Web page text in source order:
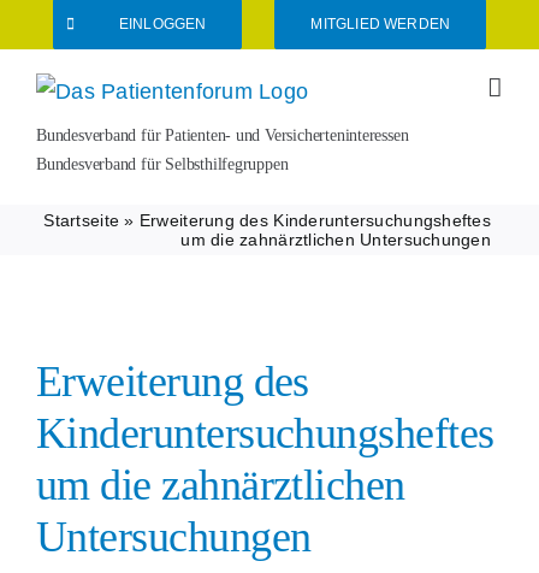
Inhalt
springen
EINLOGGEN MITGLIED WERDEN
Bundesverband für Patienten- und Versicherteninteressen
Bundesverband für Selbsthilfegruppen
Startseite » Erweiterung des Kinderuntersuchungsheftes
um die zahnärztlichen Untersuchungen
Erweiterung des
Kinderuntersuchungsheftes
um die zahnärztlichen
Untersuchungen